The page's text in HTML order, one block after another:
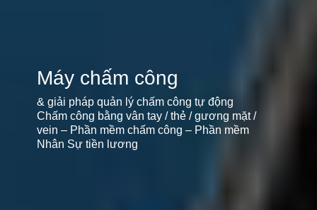
Máy chấm công
& giải pháp quản lý chấm công tự động
Chấm công bằng vân tay / thẻ / gương mặt /
vein – Phần mềm chấm công – Phần mềm
Nhân Sự tiền lương